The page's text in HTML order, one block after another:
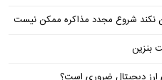
نکند شروع مجدد مذاکره ممکن نیست
بنزین